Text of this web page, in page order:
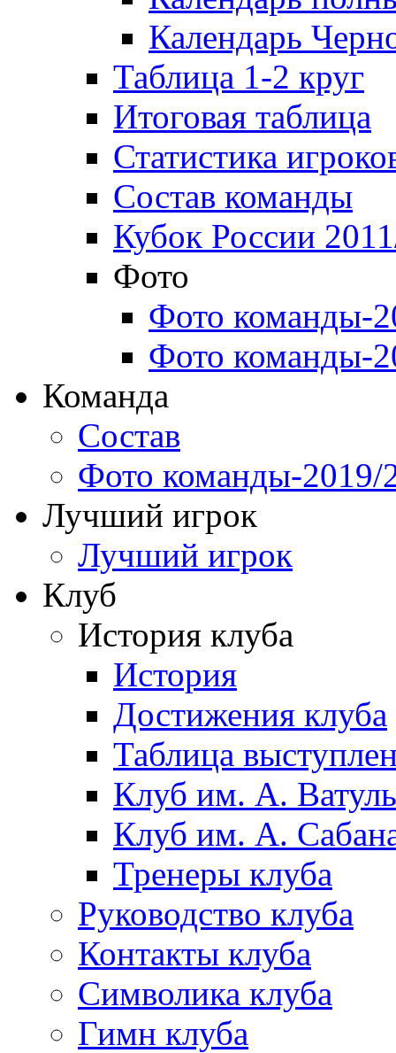
Календарь
Таблица 1-2 круг
Итоговая таблица
Статистика
Состав команды
Кубок России
Фото
Фото команды-
Фото команды-
Команда
Состав
Фото команды-2019/
Лучший игрок
Лучший игрок
Клуб
История клуба
История
Достижения клуба
Таблица
Клуб им. А.
Клуб им. А.
Тренеры клуба
Руководство клуба
Контакты клуба
Символика клуба
Гимн клуба